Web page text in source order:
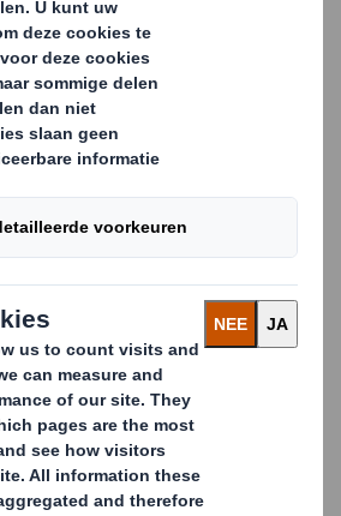
CONTACT OP
en onze 6
en assembleren we
en triplegolf karton tot groot
zoals palletdozen, octabins en
met hout.
van onze producten uit